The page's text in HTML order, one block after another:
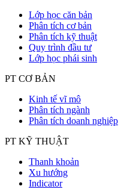
Lớp học căn bản
Phân tích cơ bản
Phân tích kỹ thuật
Quy trình đầu tư
Lớp học phái sinh
PT CƠ BẢN
Kinh tế vĩ mô
Phân tích ngành
Phân tích doanh nghiệp
PT KỸ THUẬT
Thanh khoản
Xu hướng
Indicator